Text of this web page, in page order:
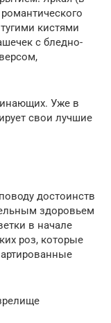
кистями
с бледно-
Уже в
свои лучшие
достоинств
здоровьем
в начале
роз, которые